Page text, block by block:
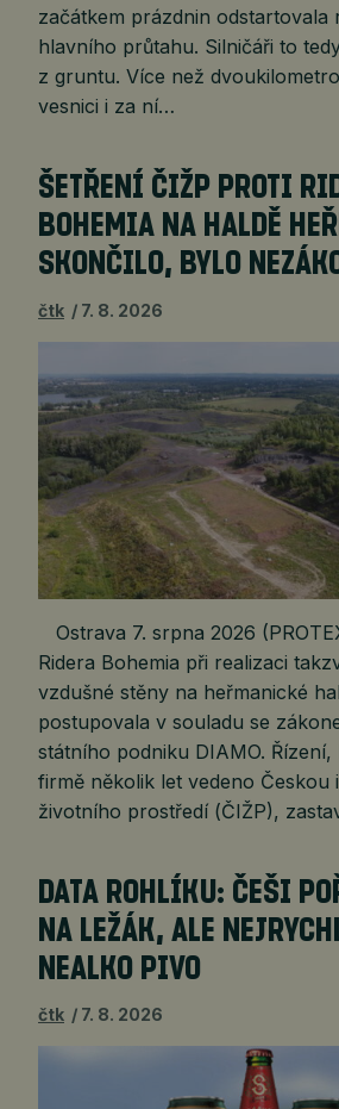
začátkem prázdnin odstartovala
hlavního průtahu. Silničáři to
z gruntu. Více než
vesnici i za ní…
ŠETŘENÍ ČIŽP PROTI
BOHEMIA NA HALDĚ
SKONČILO, BYLO
čtk 7. 8. 2026
Ostrava 7. srpna 2026
Ridera Bohemia při realizaci
vzdušné stěny na heřmanické
postupovala v souladu se
státního podniku DIAMO.
firmě několik let vedeno Českou
životního prostředí (ČIŽP),
DATA ROHLÍKU: ČEŠI
NA LEŽÁK, ALE
NEALKO PIVO
čtk 7. 8. 2026